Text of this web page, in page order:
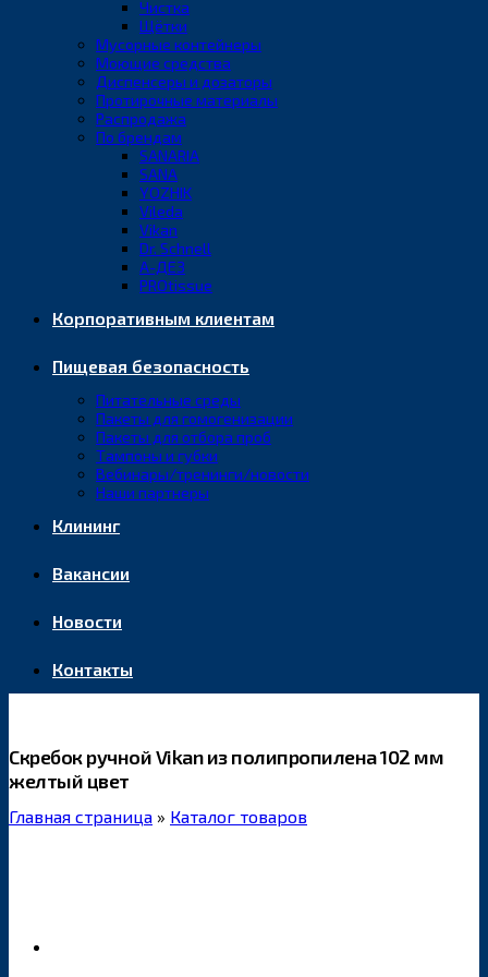
Чистка
Щётки
Мусорные контейнеры
Моющие средства
Диспенсеры и дозаторы
Протирочные материалы
Распродажа
По брендам
SANARIA
SANA
YOZHIK
Vileda
Vikan
Dr. Schnell
А-ДЕЗ
PROtissue
Корпоративным клиентам
Пищевая безопасность
Питательные среды
Пакеты для гомогенизации
Пакеты для отбора проб
Тампоны и губки
Вебинары/тренинги/новости
Наши партнеры
Клининг
Вакансии
Новости
Контакты
Скребок ручной Vikan из полипропилена 102 мм
желтый цвет
Главная страница » Каталог товаров